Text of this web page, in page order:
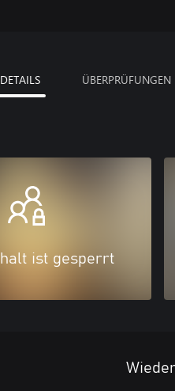
DETAILS ÜBERPRÜFUNGEN
ist gesperrt